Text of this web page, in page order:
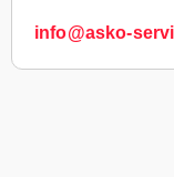
info@asko-